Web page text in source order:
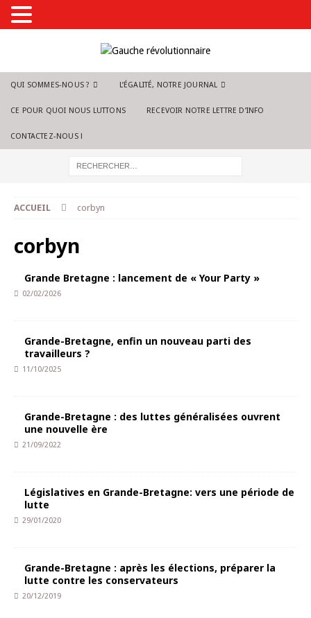
QUI SOMMES-NOUS ? L’ÉGALITÉ, NOTRE JOURNAL
CE POUR QUOI NOUS LUTTONS RECEVOIR NOTRE LETTRE D’INFO
CONTACTEZ-NOUS !
ACCUEIL corbyn
corbyn
Grande Bretagne : lancement de « Your Party »
02/02/2026
Grande-Bretagne, enfin un nouveau parti des
travailleurs ?
11/10/2025
Grande-Bretagne : des luttes généralisées ouvrent
une nouvelle ère
21/09/2022
Législatives en Grande-Bretagne: vers une période de
lutte
29/01/2020
Grande-Bretagne : après les élections, préparer la
lutte contre les conservateurs
20/12/2019